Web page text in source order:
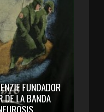
FUNDADOR
DE LA BANDA